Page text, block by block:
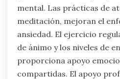
mental. Las prácticas de
meditación, mejoran el
ansiedad. El ejercicio
de ánimo y los niveles de
proporciona apoyo
compartidas. El apoyo